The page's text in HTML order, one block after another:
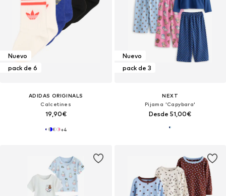
Nuevo
pack de 6
ADIDAS ORIGINALS
Calcetines
19,90€
+4
Nuevo
pack de 3
NEXT
Pijama 'Capybara'
Desde 51,00€